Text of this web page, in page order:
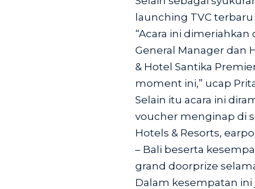
launching TVC terbaru
“Acara ini
General Manager dan
& Hotel Santika
moment ini,” ucap
Selain itu acara ini
voucher menginap di
Hotels & Resorts,
– Bali beserta
grand doorprize
Dalam kesempatan ini